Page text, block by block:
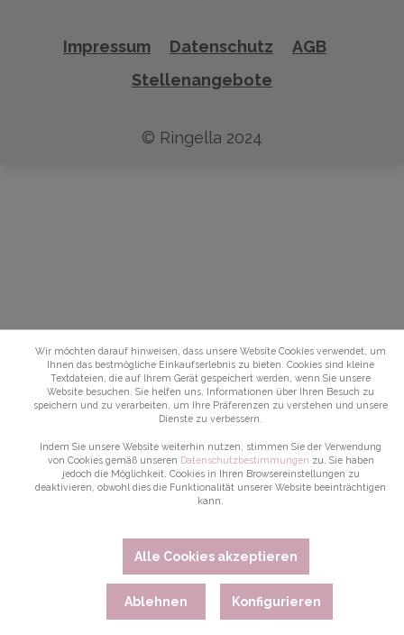
Impressum Datenschutz
AGB
Stellenangebote
© Ringella 2024
Wir möchten darauf hinweisen, dass unsere Website Cookies verwendet, um
Ihnen das bestmögliche Einkaufserlebnis zu bieten. Cookies sind kleine
Textdateien, die auf Ihrem Gerät gespeichert werden, wenn Sie unsere
Website besuchen. Sie helfen uns, Informationen über Ihren Besuch zu
speichern und zu verarbeiten, um Ihre Präferenzen zu verstehen und unsere
Dienste zu verbessern.
Indem Sie unsere Website weiterhin nutzen, stimmen Sie der Verwendung
von Cookies gemäß unseren Datenschutzbestimmungen zu. Sie haben
jedoch die Möglichkeit, Cookies in Ihren Browsereinstellungen zu
deaktivieren, obwohl dies die Funktionalität unserer Website beeinträchtigen
kann.
Alle Cookies akzeptieren
Ablehnen Konfigurieren